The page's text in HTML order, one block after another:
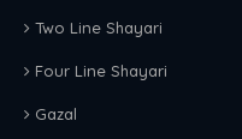
Two Line Shayari
Four Line Shayari
Gazal